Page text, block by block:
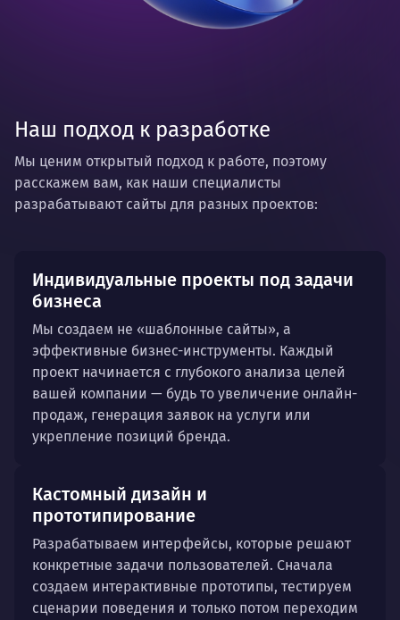
Наш подход к разработке
Мы ценим открытый подход к работе, поэтому
расскажем вам, как наши специалисты
разрабатывают сайты для разных проектов:
Индивидуальные проекты под задачи
бизнеса
Мы создаем не «шаблонные сайты», а
эффективные бизнес-инструменты. Каждый
проект начинается с глубокого анализа целей
вашей компании — будь то увеличение онлайн-
продаж, генерация заявок на услуги или
укрепление позиций бренда.
Кастомный дизайн и
прототипирование
Разрабатываем интерфейсы, которые решают
конкретные задачи пользователей. Сначала
создаем интерактивные прототипы, тестируем
сценарии поведения и только потом переходим